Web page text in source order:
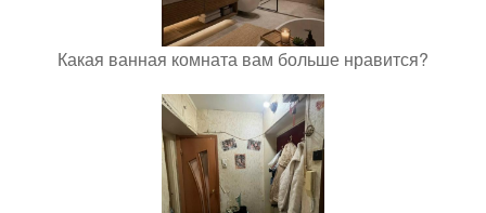
Какая ванная комната вам больше нравится?